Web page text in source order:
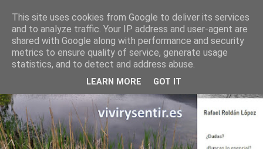
This site uses cookies from Google to deliver its services
and to analyze traffic. Your IP address and user-agent are
shared with Google along with performance and security
metrics to ensure quality of service, generate usage
statistics, and to detect and address abuse.
LEARN MORE GOT IT